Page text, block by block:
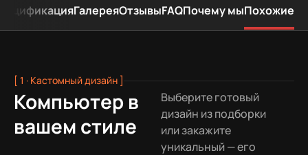
ГалереяОтзывыFAQПочему мыПохожие
[ 1 · Кастомный дизайн ]
Компьютер в
вашем стиле
Выберите готовый
дизайн из подборки
или закажите
уникальный — его